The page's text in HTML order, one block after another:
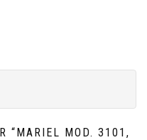
“MARIEL MOD. 3101,